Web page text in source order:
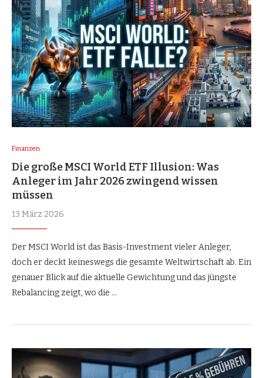
Finanzen
Die große MSCI World ETF Illusion: Was
Anleger im Jahr 2026 zwingend wissen
müssen
13 März 2026
Der MSCI World ist das Basis-Investment vieler Anleger,
doch er deckt keineswegs die gesamte Weltwirtschaft ab. Ein
genauer Blick auf die aktuelle Gewichtung und das jüngste
Rebalancing zeigt, wo die …